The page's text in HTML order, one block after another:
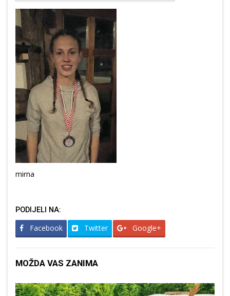
mirna
PODIJELI NA:
Facebook Twitter Google+
MOŽDA VAS ZANIMA